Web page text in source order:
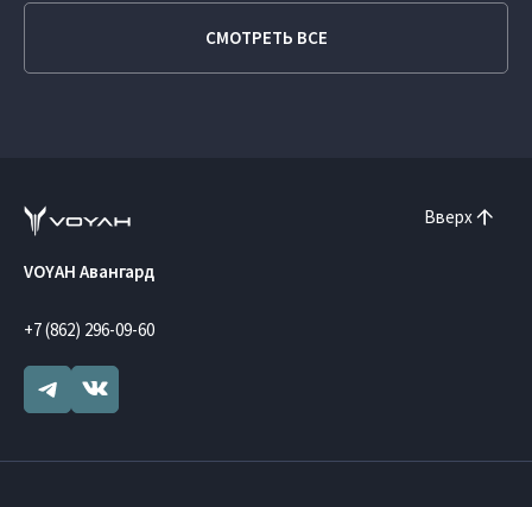
СМОТРЕТЬ ВСЕ
Вверх
VOYAH Авангард
+7 (862) 296-09-60